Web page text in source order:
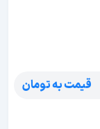
قیمت به تومان